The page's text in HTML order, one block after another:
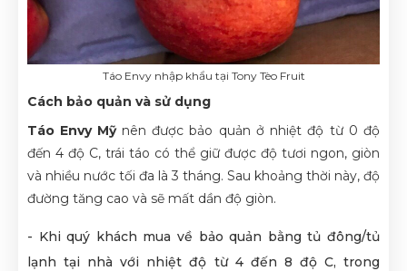
Táo Envy nhập khẩu tại Tony Tèo Fruit
Cách bảo quản và sử dụng
Táo Envy Mỹ nên được bảo quản ở nhiệt độ từ 0 độ
đến 4 độ C, trái táo có thể giữ được độ tươi ngon, giòn
và nhiều nước tối đa là 3 tháng. Sau khoảng thời này, độ
đường tăng cao và sẽ mất dần độ giòn.
- Khi quý khách mua về bảo quản bằng tủ đông/tủ
lạnh tại nhà với nhiệt độ từ 4 đến 8 độ C, trong